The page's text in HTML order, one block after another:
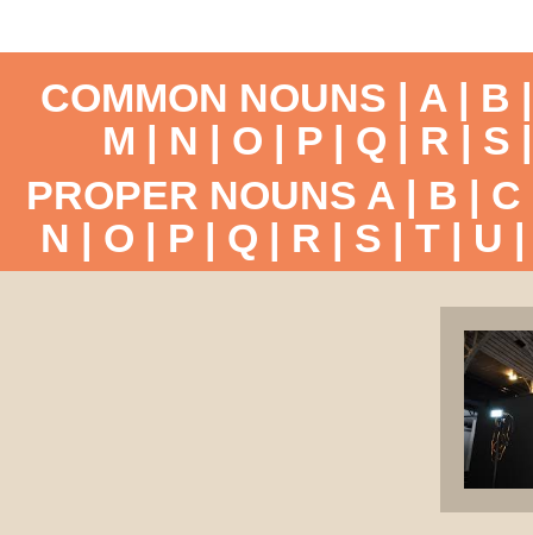
COMMON NOUNS | A | B
M | N | O | P | Q | R | S
PROPER NOUNS A | B | C
N | O | P| Q | R | S | T| U